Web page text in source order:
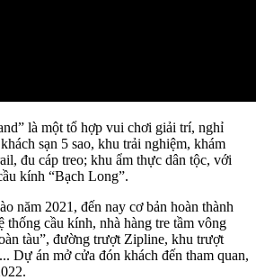
là một tổ hợp vui chơi giải trí, nghỉ
sạn 5 sao, khu trải nghiệm, khám
đu cáp treo; khu ẩm thực dân tộc, với
kính “Bạch Long”.
năm 2021, đến nay cơ bản hoàn thành
thống cầu kính, nhà hàng tre tầm vông
tàu”, đường trượt Zipline, khu trượt
Dự án mở cửa đón khách đến tham quan,